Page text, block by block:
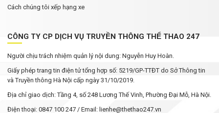
Cách chúng tôi xếp hạng xe
CÔNG TY CP DỊCH VỤ TRUYỀN THÔNG THỂ THAO 247
Người chịu trách nhiệm quản lý nội dung: Nguyễn Huy Hoàn.
Giấy phép trang tin điện tử tổng hợp số: 5219/GP-TTĐT do Sở Thông tin
và Truyền thông Hà Nội cấp ngày 31/10/2019.
Địa chỉ giao dịch: Tầng 4, số 248 Lương Thế Vinh, Phường Đại Mỗ, Hà Nội.
Điện thoại: 0847 100 247 / Email: lienhe@thethao247.vn